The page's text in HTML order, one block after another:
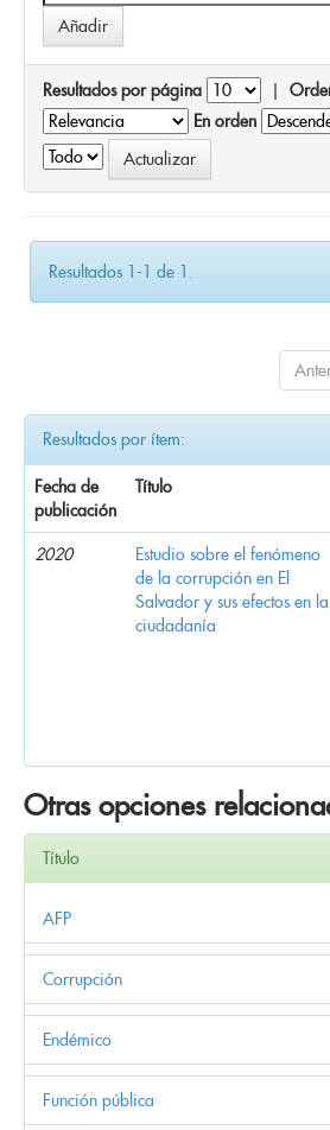
Resultados por página |
En orden
Resultados 1-1 de 1.
Resultados por ítem:
Fecha de
publicación
Título
2020
Estudio sobre el fenómeno
de la corrupción en El
Salvador y sus efectos en la
ciudadanía
Otras opciones
Título
AFP
Corrupción
Endémico
Función pública